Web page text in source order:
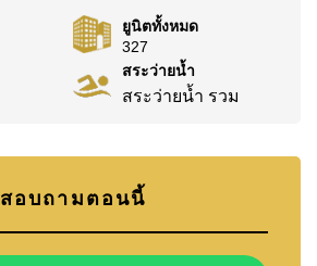
ยูนิตทั้งหมด
327
สระว่ายน้ำ
สระว่ายน้ำ รวม
สอบถามตอนนี้